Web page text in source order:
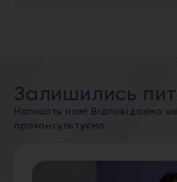
Залишились
Напишіть нам! Відповідаємо
проконсультуємо.